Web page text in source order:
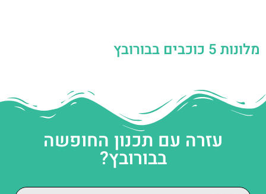
מלונות 5 כוכבים בבורובץ
עזרה עם תכנון החופשה
בבורובץ?